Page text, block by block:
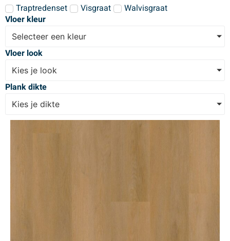
Traptredenset
Visgraat
Walvisgraat
Vloer kleur
Selecteer een kleur
Vloer look
Kies je look
Plank dikte
Kies je dikte